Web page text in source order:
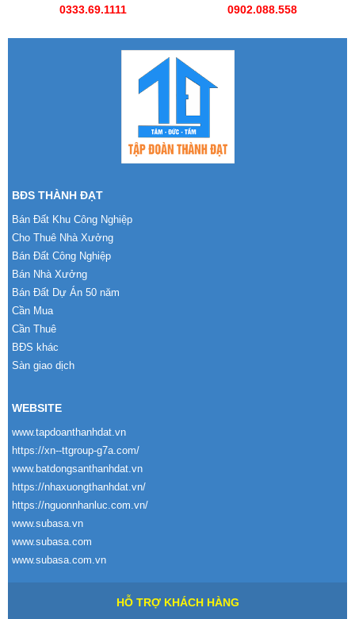
0902.088.558
0985 269 685
BĐS THÀNH ĐẠT
Bán Đất Khu Công Nghiệp
Cho Thuê Nhà Xưởng
Bán Đất Công Nghiệp
Bán Nhà Xưởng
Bán Đất Dự Án 50 năm
Cần Mua
Cần Thuê
BĐS khác
Sàn giao dịch
WEBSITE
www.tapdoanthanhdat.vn
https://xn--ttgroup-g7a.com/
www.batdongsanthanhdat.vn
https://nhaxuongthanhdat.vn/
https://nguonnhanluc.com.vn/
www.subasa.vn
www.subasa.com
www.subasa.com.vn
HỖ TRỢ KHÁCH HÀNG